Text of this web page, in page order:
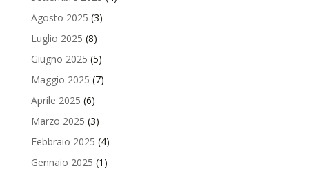
Agosto 2025 (3)
Luglio 2025 (8)
Giugno 2025 (5)
Maggio 2025 (7)
Aprile 2025 (6)
Marzo 2025 (3)
Febbraio 2025 (4)
Gennaio 2025 (1)